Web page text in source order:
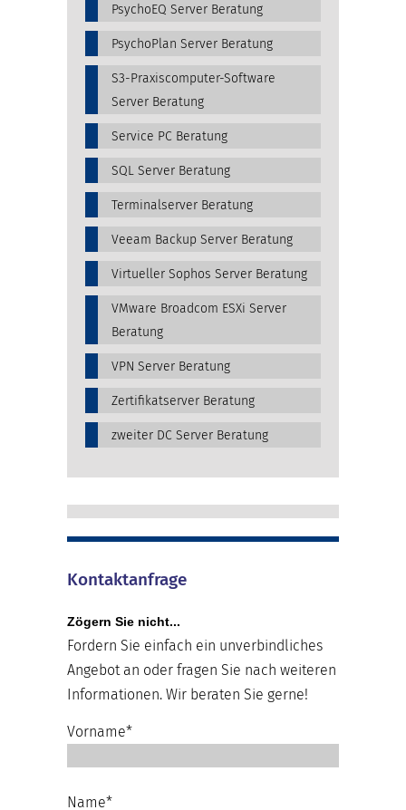
PsychoEQ Server Beratung
PsychoPlan Server Beratung
S3-Praxiscomputer-Software
Server Beratung
Service PC Beratung
SQL Server Beratung
Terminalserver Beratung
Veeam Backup Server Beratung
Virtueller Sophos Server Beratung
VMware Broadcom ESXi Server
Beratung
VPN Server Beratung
Zertifikatserver Beratung
zweiter DC Server Beratung
Kontaktanfrage
Zögern Sie nicht...
Fordern Sie einfach ein unverbindliches
Angebot an oder fragen Sie nach weiteren
Informationen. Wir beraten Sie gerne!
Vorname*
Name*